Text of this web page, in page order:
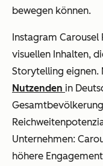
bewegen können.
Instagram Carousel
visuellen Inhalten,
Storytelling eignen.
Nutzenden in
Unternehmen:
höhere